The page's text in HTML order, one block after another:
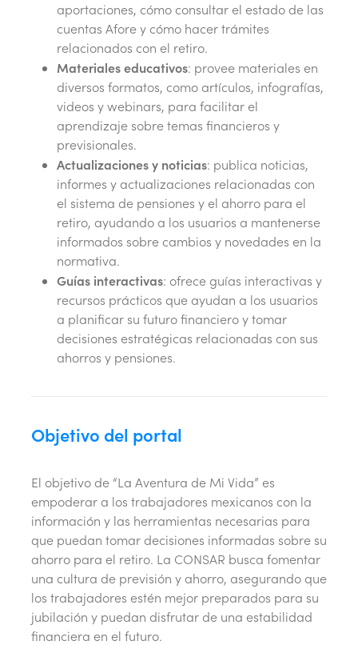
aportaciones, cómo consultar el estado de las
cuentas Afore y cómo hacer trámites
relacionados con el retiro.
Materiales educativos: provee materiales en
diversos formatos, como artículos, infografías,
videos y webinars, para facilitar el
aprendizaje sobre temas financieros y
previsionales.
Actualizaciones y noticias: publica noticias,
informes y actualizaciones relacionadas con
el sistema de pensiones y el ahorro para el
retiro, ayudando a los usuarios a mantenerse
informados sobre cambios y novedades en la
normativa.
Guías interactivas: ofrece guías interactivas y
recursos prácticos que ayudan a los usuarios
a planificar su futuro financiero y tomar
decisiones estratégicas relacionadas con sus
ahorros y pensiones.
Objetivo del portal
El objetivo de “La Aventura de Mi Vida” es
empoderar a los trabajadores mexicanos con la
información y las herramientas necesarias para
que puedan tomar decisiones informadas sobre su
ahorro para el retiro. La CONSAR busca fomentar
una cultura de previsión y ahorro, asegurando que
los trabajadores estén mejor preparados para su
jubilación y puedan disfrutar de una estabilidad
financiera en el futuro.